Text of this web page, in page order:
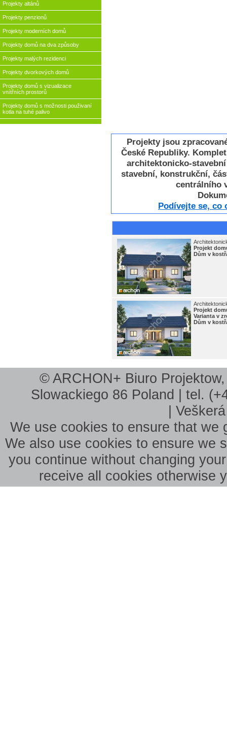
Projekty altánů
Projekty penzionů
Projekty moderních domů
Projekty domů na dva způsoby
Projekty malých rezidenci
Projekty dvorkových domů
Projekty domů s vizualizace
vnítřních prostorů
Projekty domů s možnosti použivaní
kotla na tuhé palivo
Projekty jsou
České Republiky.
architektonicko-
stavební, konstrukční,
centrálního
Podívejte se, co
Projekt
Dům v
Projekt
Varianta v
Dům v
© ARCHON+ Biuro
Slowackiego 86 Poland | tel.
|
We use cookies to ensure that we
We also use cookies to ensure we
you continue without changing
receive all cookies otherwise